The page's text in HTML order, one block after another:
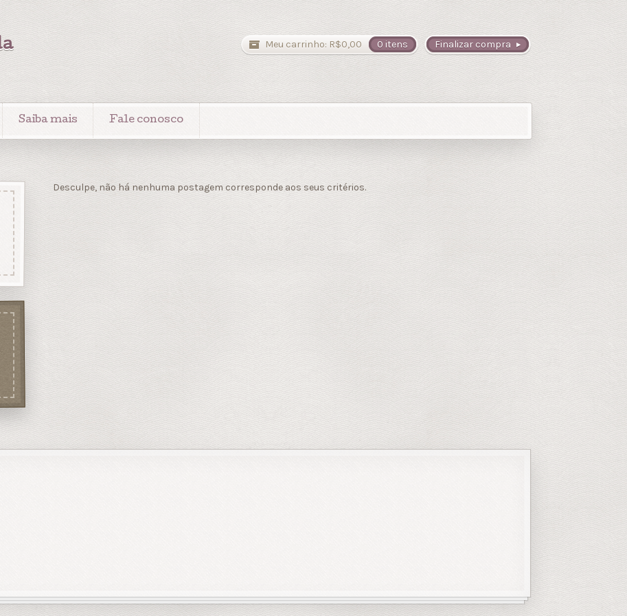
Finalizar compra
Meu carrinho: R$0,00 0 itens
Saiba mais Fale conosco
Desculpe, não há nenhuma postagem corresponde aos seus critérios.